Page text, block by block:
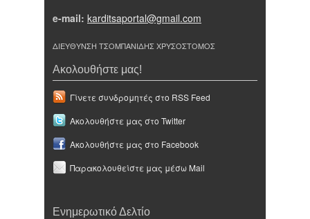
e-mail: karditsaportal@gmail.com
ΔΙΕΥΘΥΝΣΗ ΤΣΟΜΠΑΝΙΔΗΣ ΧΡΥΣΟΣΤΟΜΟΣ
Ακολουθήστε μας!
Γίνετε συνδρομητές στο RSS Feed
Ακολουθήστε μας στο Twitter
Ακολουθήστε μας στο Facebook
Παρακολουθείστε μας μέσω Mail
Ενημερωτικό Δελτίο